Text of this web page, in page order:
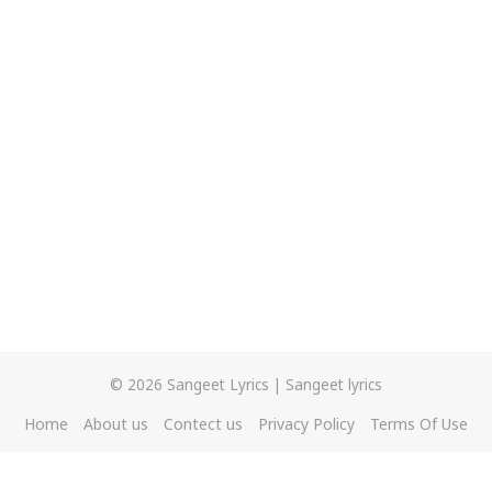
© 2026 Sangeet Lyrics | Sangeet lyrics
Home
About us Contect us Privacy Policy Terms Of Use